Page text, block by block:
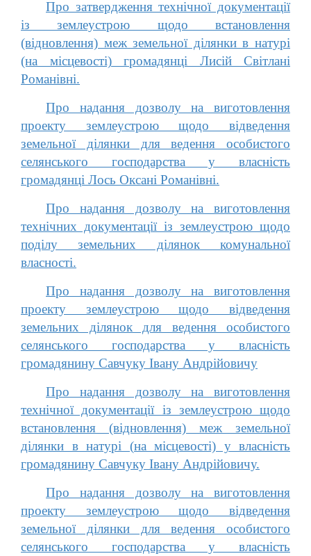
Про затвердження технічної документації
із землеустрою щодо встановлення
(відновлення) меж земельної ділянки в натурі
(на місцевості) громадянці Лисій Світлані
Романівні.
Про надання дозволу на виготовлення
проекту землеустрою щодо відведення
земельної ділянки для ведення особистого
селянського господарства у власність
громадянці Лось Оксані Романівні.
Про надання дозволу на виготовлення
технічних документації із землеустрою щодо
поділу земельних ділянок комунальної
власності.
Про надання дозволу на виготовлення
проекту землеустрою щодо відведення
земельних ділянок для ведення особистого
селянського господарства у власність
громадянину Савчуку Івану Андрійовичу
Про надання дозволу на виготовлення
технічної документації із землеустрою щодо
встановлення (відновлення) меж земельної
ділянки в натурі (на місцевості) у власність
громадянину Савчуку Івану Андрійовичу.
Про надання дозволу на виготовлення
проекту землеустрою щодо відведення
земельної ділянки для ведення особистого
селянського господарства у власність